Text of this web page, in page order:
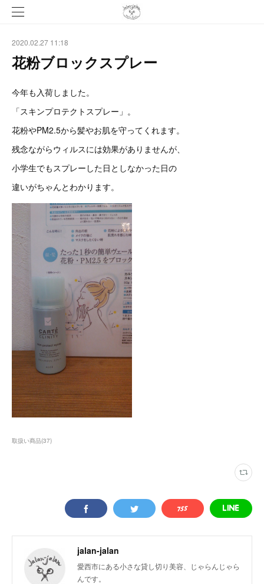
2020.02.27 11:18
花粉ブロックスプレー
今年も入荷しました。
「スキンプロテクトスプレー」。
花粉やPM2.5から髪やお肌を守ってくれます。
残念ながらウィルスには効果がありませんが、
小学生でもスプレーした日としなかった日の
違いがちゃんとわかります。
取扱い商品(37)
jalan-jalan
愛西市にある小さな貸し切り美容、じゃらんじゃら
んです。